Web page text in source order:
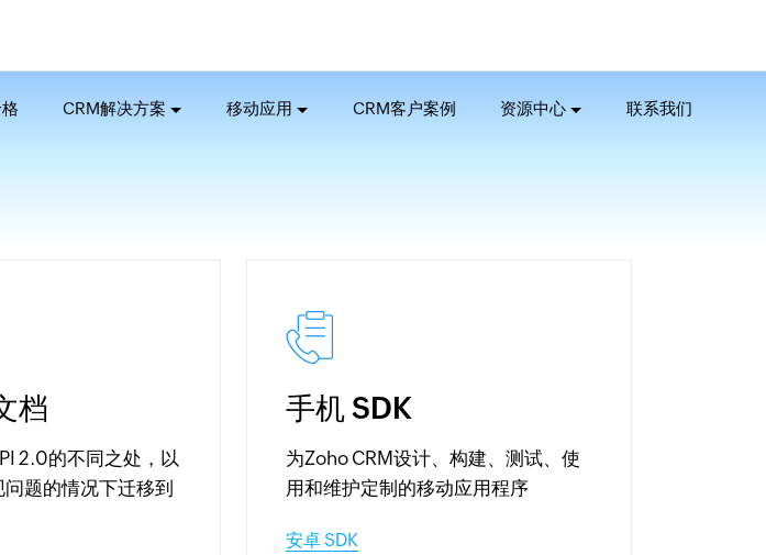
CRM解决方案 移动应用 CRM客户案例 资源中心 联系我们
档
2.0的不同之处，以
题的情况下迁移到
手机 SDK
为Zoho CRM设计、构建、测试、使
用和维护定制的移动应用程序
安卓 SDK